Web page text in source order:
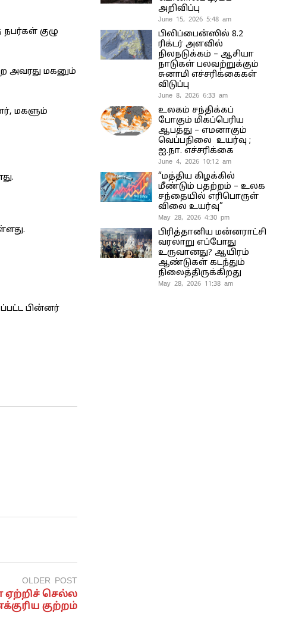
குழு
அவரது மகனும்
மகளும்
பின்னர்
OLDER POST
ஏற்றிச் செல்ல
குற்றம்
அறிவிப்பு
June 15, 2026 5:48 am
பிலிப்பைன்ஸில் 8.2
ரிக்டர் அளவில்
நிலநடுக்கம் – ஆசியா
நாடுகள் பலவற்றுக்கும்
சுனாமி எச்சரிக்கைகள்
விடுப்பு
June 8, 2026 6:33 am
உலகம் சந்திக்கப்
போகும் மிகப்பெரிய
ஆபத்து – எமனாகும்
வெப்பநிலை உயர்வு ;
ஐ.நா. எச்சரிக்கை
June 4, 2026 10:12 am
“மத்திய கிழக்கில்
மீண்டும் பதற்றம் – உலக
சந்தையில் எரிபொருள்
விலை உயர்வு”
May 28, 2026 4:30 pm
பிரித்தானிய மன்னராட்சி
வரலாறு எப்போது
உருவானது? ஆயிரம்
ஆண்டுகள் கடந்தும்
நிலைத்திருக்கிறது
May 28, 2026 11:38 am